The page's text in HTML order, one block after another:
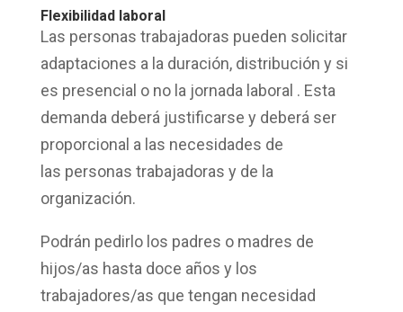
Flexibilidad laboral
Las personas trabajadoras pueden solicitar
adaptaciones a la duración, distribución y si
es presencial o no la jornada laboral . Esta
demanda deberá justificarse y deberá ser
proporcional a las necesidades de
las personas trabajadoras y de la
organización.
Podrán pedirlo los padres o madres de
hijos/as hasta doce años y los
trabajadores/as que tengan necesidad